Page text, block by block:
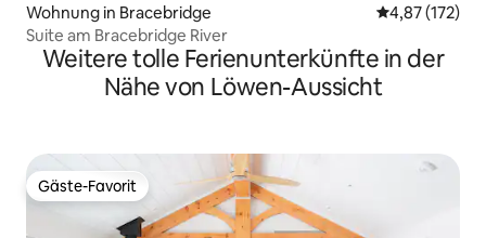
Wohnung in Bracebridge
4,87 (172)
Suite am Bracebridge River
Weitere tolle Ferienunterkünfte in der
Nähe von Löwen-Aussicht
Gäste-Favorit
Gäste-Favorit